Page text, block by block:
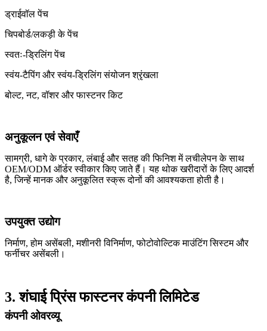
ड्राईवॉल पेंच
चिपबोर्ड/लकड़ी के पेंच
स्वतः-ड्रिलिंग पेंच
स्वंय-टैपिंग और स्वंय-ड्रिलिंग संयोजन श्रृंखला
बोल्ट, नट, वॉशर और फास्टनर किट
अनुकूलन एवं सेवाएँ
सामग्री, धागे के प्रकार, लंबाई और सतह की फिनिश में लचीलेपन के साथ
OEM/ODM ऑर्डर स्वीकार किए जाते हैं। यह थोक खरीदारों के लिए आदर्श
है, जिन्हें मानक और अनुकूलित स्क्रू दोनों की आवश्यकता होती है।
उपयुक्त उद्योग
निर्माण, होम असेंबली, मशीनरी विनिर्माण, फोटोवोल्टिक माउंटिंग सिस्टम और
फर्नीचर असेंबली।
3. शंघाई प्रिंस फास्टनर कंपनी लिमिटेड
कंपनी ओवरव्यू